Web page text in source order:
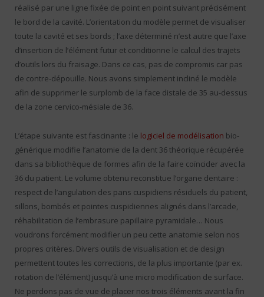
réalisé par une ligne fixée de point en point suivant précisément
le bord de la cavité. L’orientation du modèle permet de visualiser
toute la cavité et ses bords ; l’axe déterminé n’est autre que l’axe
d’insertion de l’élément futur et conditionne le calcul des trajets
d’outils lors du fraisage. Dans ce cas, pas de compromis car pas
de contre-dépouille. Nous avons simplement incliné le modèle
afin de supprimer le surplomb de la face distale de 35 au-dessus
de la zone cervico-mésiale de 36.
L’étape suivante est fascinante : le logiciel de modélisation bio-
générique modifie l’anatomie de la dent 36 théorique récupérée
dans sa bibliothèque de formes afin de la faire coïncider avec la
36 du patient. Le volume obtenu reconstitue l’organe dentaire :
respect de l’angulation des pans cuspidiens résiduels du patient,
sillons, bombés et pointes cuspidiennes alignés dans l’arcade,
réhabilitation de l’embrasure papillaire pyramidale… Nous
voudrons forcément modifier un peu cette anatomie selon nos
propres critères. Divers outils de visualisation et de design
permettent toutes les corrections, de la plus importante (par ex.
rotation de l’élément) jusqu’à une micro modification de surface.
Ne perdons pas de vue de placer nos trois éléments avant la fin